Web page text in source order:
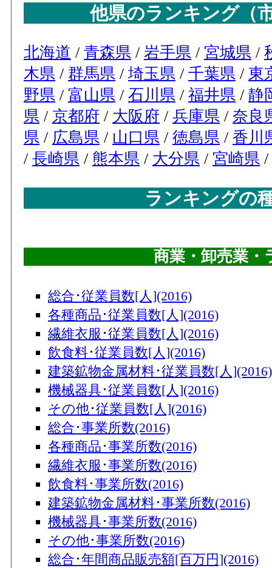
他県のランキング（
北海道 / 青森県 / 岩手県 / 宮城県 /
木県 / 群馬県 / 埼玉県 / 千葉県 / 東
野県 / 富山県 / 石川県 / 福井県 / 静
県 / 京都府 / 大阪府 / 兵庫県 / 奈良
県 / 広島県 / 山口県 / 徳島県 / 香川
/ 長崎県 / 熊本県 / 大分県 / 宮崎県 /
ランキングの
商業・卸売業・
総合･従業員数[人](2016)
各種商品･従業員数[人](2016)
繊維衣服･従業員数[人](2016)
飲食料･従業員数[人](2016)
建築鉱物金属材料･従業員数[人](2016)
機械器具･従業員数[人](2016)
その他･従業員数[人](2016)
総合･事業所数(2016)
各種商品･事業所数(2016)
繊維衣服･事業所数(2016)
飲食料･事業所数(2016)
建築鉱物金属材料･事業所数(2016)
機械器具･事業所数(2016)
その他･事業所数(2016)
総合･年間商品販売額[百万円](2016)